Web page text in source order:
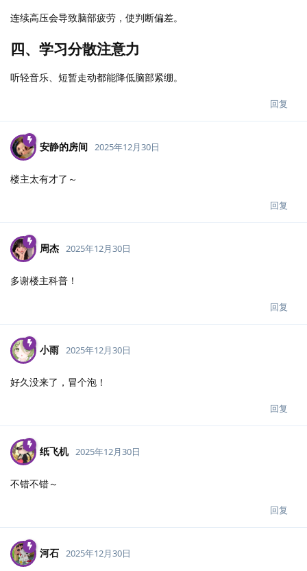
连续高压会导致脑部疲劳，使判断偏差。
四、学习分散注意力
听轻音乐、短暂走动都能降低脑部紧绷。
回复
安静的房间 2025年12月30日
楼主太有才了～
回复
周杰 2025年12月30日
多谢楼主科普！
回复
小雨 2025年12月30日
好久没来了，冒个泡！
回复
纸飞机 2025年12月30日
不错不错～
回复
河石 2025年12月30日